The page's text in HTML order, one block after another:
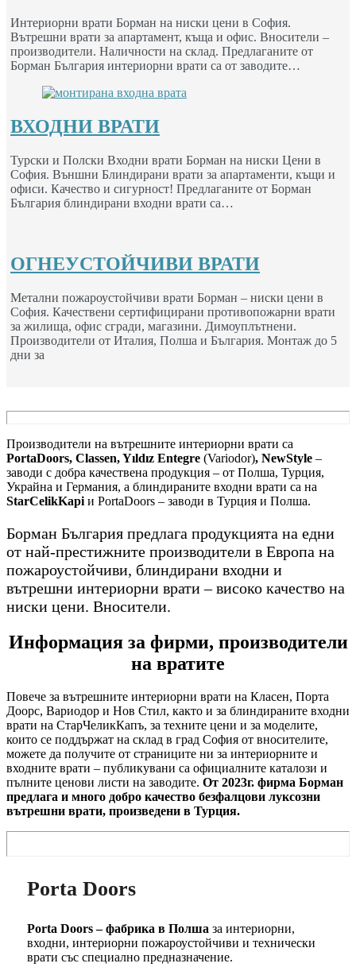
Интериорни врати Борман на ниски цени в София.
Вътрешни врати за апартамент, къща и офис. Вносители –
производители. Наличности на склад. Предлаганите от
Борман България интериорни врати са от заводите…
ВХОДНИ ВРАТИ
Турски и Полски Входни врати Борман на ниски Цени в
София. Външни Блиндирани врати за апартаменти, къщи и
офиси. Качество и сигурност! Предлаганите от Борман
България блиндирани входни врати са…
ОГНЕУСТОЙЧИВИ ВРАТИ
Метални пожароустойчиви врати Борман – ниски цени в
София. Качествени сертифицирани противопожарни врати
за жилища, офис сгради, магазини. Димоуплътнени.
Производители от Италия, Полша и България. Монтаж до 5
дни за
Производители на вътрешните интериорни врати са
PortaDoors, Classen, Yıldız Entegre (Variodor), NewStyle –
заводи с добра качествена продукция – от Полша, Турция,
Украйна и Германия, а блиндираните входни врати са на
StarCelikKapi и PortaDoors – заводи в Турция и Полша.
Борман България предлага продукцията на едни
от най-престижните производители в Европа на
пожароустойчиви, блиндирани входни и
вътрешни интериорни врати – високо качество на
ниски цени. Вносители.
Информация за фирми, производители
на вратите
Повече за вътрешните интериорни врати на Класен, Порта
Доорс, Вариодор и Нов Стил, както и за блиндираните входни
врати на СтарЧеликКапъ, за техните цени и за моделите,
които се поддържат на склад в град София от вносителите,
можете да получите от страниците ни за интериорните и
входните врати – публикувани са официалните каталози и
пълните ценови листи на заводите. От 2023г. фирма Борман
предлага и много добро качество безфалцови луксозни
вътрешни врати, произведени в Турция.
Porta Doors
Porta Doors – фабрика в Полша за интериорни,
входни, интериорни пожароустойчиви и технически
врати със специално предназначение.